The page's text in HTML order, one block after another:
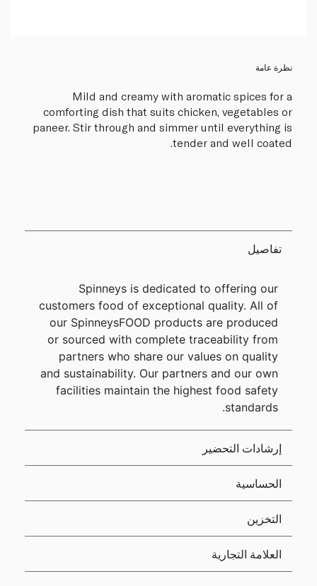
نظرة عامة
Mild and creamy with aromatic spices for a
comforting dish that suits chicken, vegetables or
paneer. Stir through and simmer until everything is
tender and well coated.
تفاصيل
Spinneys is dedicated to offering our
customers food of exceptional quality. All of
our SpinneysFOOD products are produced
or sourced with complete traceability from
partners who share our values on quality
and sustainability. Our partners and our own
facilities maintain the highest food safety
standards.
إرشادات التحضير
الحساسية
التخزين
العلامة التجارية